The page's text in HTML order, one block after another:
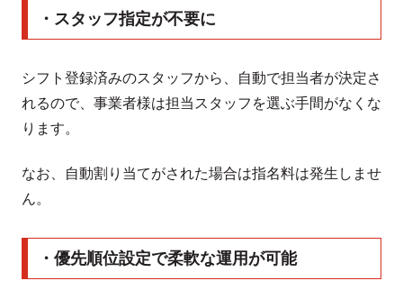
・スタッフ指定が不要に
シフト登録済みのスタッフから、自動で担当者が決定さ
れるので、事業者様は担当スタッフを選ぶ手間がなくな
ります。
なお、自動割り当てがされた場合は指名料は発生しませ
ん。
・優先順位設定で柔軟な運用が可能